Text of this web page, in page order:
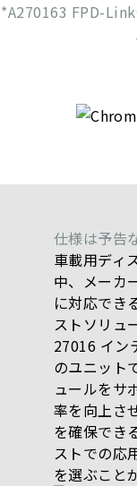
*A270163 FPD-
仕様は予告
車載用ディ
中、メーカ
に対応でき
ストソリュ
27016 イン
のユニット
ュールをサ
率を向上さ
を確保でき
ストでの応
を選ぶこと